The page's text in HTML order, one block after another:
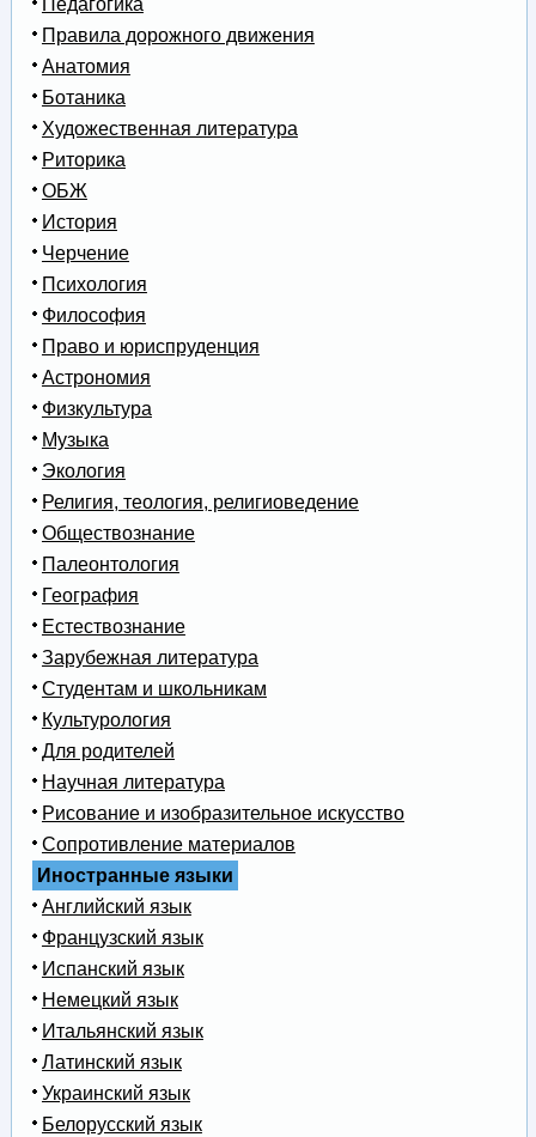
Педагогика
Правила дорожного движения
Анатомия
Ботаника
Художественная литература
Риторика
ОБЖ
История
Черчение
Психология
Философия
Право и юриспруденция
Астрономия
Физкультура
Музыка
Экология
Религия, теология, религиоведение
Обществознание
Палеонтология
География
Естествознание
Зарубежная литература
Студентам и школьникам
Культурология
Для родителей
Научная литература
Рисование и изобразительное искусство
Сопротивление материалов
Иностранные языки
Английский язык
Французский язык
Испанский язык
Немецкий язык
Итальянский язык
Латинский язык
Украинский язык
Белорусский язык